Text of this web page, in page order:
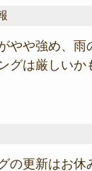
やや強め、雨
グは厳しいか
の更新はお休